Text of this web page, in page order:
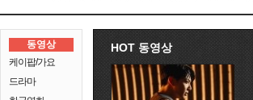
동영상
케이팝/가요
드라마
HOT 동영상